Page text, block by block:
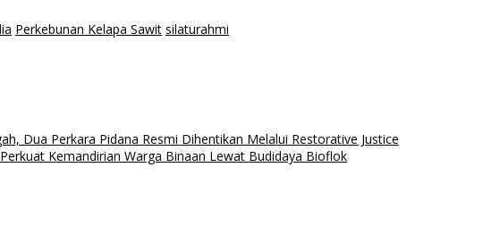
Perkebunan Kelapa Sawit silaturahmi
Dua Perkara Pidana Resmi Dihentikan Melalui Restorative Justice
Kemandirian Warga Binaan Lewat Budidaya Bioflok